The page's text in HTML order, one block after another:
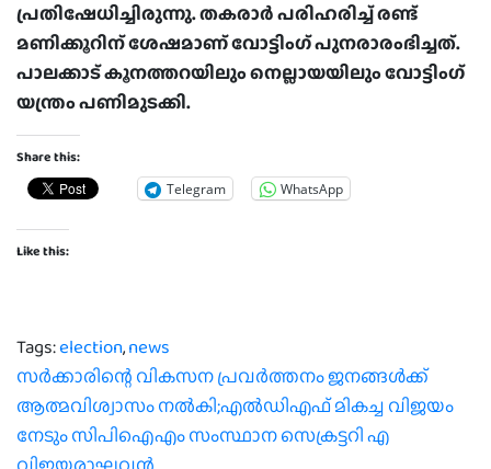
പ്രതിഷേധിച്ചിരുന്നു. തകരാര്‍ പരിഹരിച്ച് രണ്ട്
മണിക്കൂറിന് ശേഷമാണ് വോട്ടിംഗ് പുനരാരംഭിച്ചത്.
പാലക്കാട് കൂനത്തറയിലും നെല്ലായയിലും വോട്ടിംഗ്
യന്ത്രം പണിമുടക്കി.
Share this:
Telegram WhatsApp
Like this:
Tags:election,news
Post
navigation
സര്‍ക്കാരിന്റെ വികസന പ്രവര്‍ത്തനം ജനങ്ങള്‍ക്ക്
ആത്മവിശ്വാസം നല്‍കി;എല്‍ഡിഎഫ് മികച്ച വിജയം
നേടും സിപിഐഎം സംസ്ഥാന സെക്രട്ടറി എ